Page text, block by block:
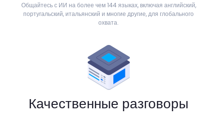
Общайтесь с ИИ на более чем 144 языках, включая английский,
португальский, итальянский и многие другие, для глобального
охвата.
Качественные разговоры